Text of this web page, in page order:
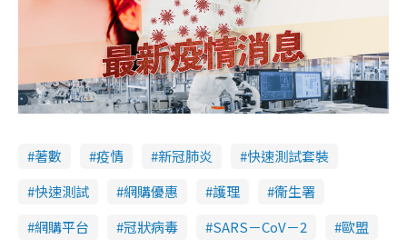
著數 疫情 新冠肺炎
快速測試套裝
快速測試
網購優惠 護理
衞生署
網購平台
冠狀病毒 SARS－CoV－2 歐盟